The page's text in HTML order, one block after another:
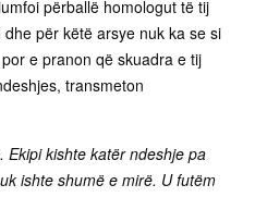
përballë homologut të tij
për këtë arsye nuk ka se si
e pranon që skuadra e tij
transmeton
Ekipi kishte katër ndeshje pa
ishte shumë e mirë. U futëm